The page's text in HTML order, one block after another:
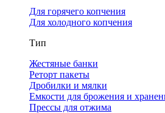
Для горячего копчения
Для холодного копчения
Тип
Жестяные банки
Реторт пакеты
Дробилки и мялки
Емкости для брожения и
Прессы для отжима